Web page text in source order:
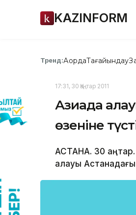
KAZINFORM
Тренд:АқордаТағайындау
17:31, 30 Қаңтар 2011
Азиада
өзеніне
АСТАНА. 30
алауы Астанадағы